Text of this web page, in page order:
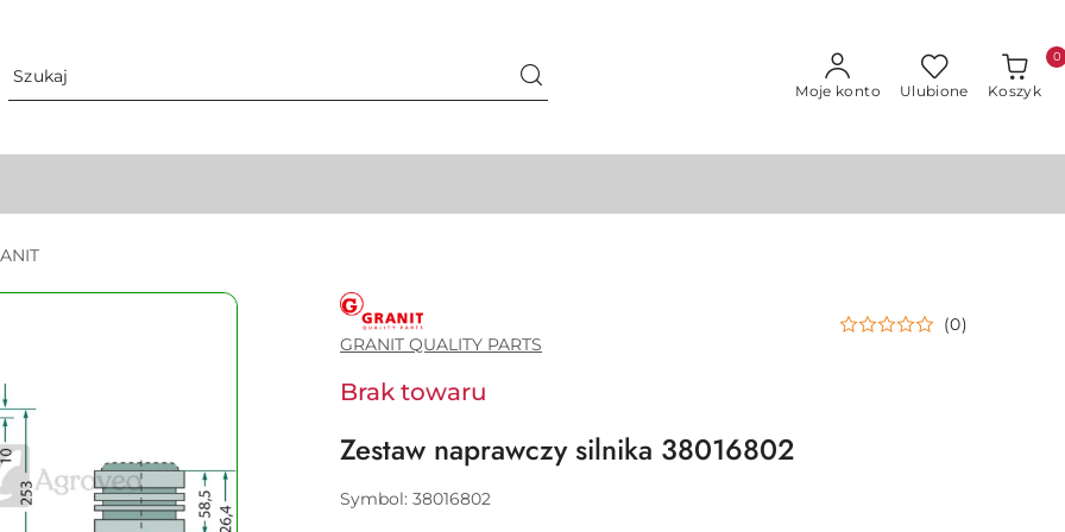
Moje konto Ulubione Koszyk
0
GRANIT
QUALITY
PARTS
GRANIT QUALITY PARTS
(0)
Brak towaru
Zestaw naprawczy silnika 38016802
Symbol: 38016802